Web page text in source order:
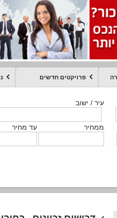
פרויקטים חדשים
עיר / ישוב
ממחיר עד מחיר
עיר / ישוב
ממחיר עד מחיר
עיר / ישוב
ממחיר עד מחיר
עיר / ישוב
ממחיר עד מחיר
ממחיר
עיר / ישוב
מקומה עד קומה
עיר / ישוב
ממחיר עד מחיר